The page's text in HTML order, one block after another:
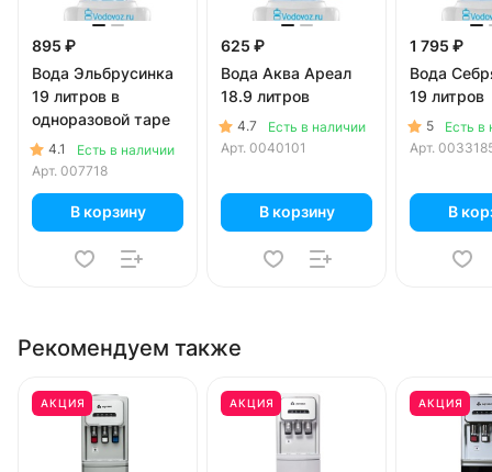
895 ₽
Вода Эльбрусинка
19 литров в
одноразовой таре
4.1
Есть в наличии
Арт. 007718
В корзину
625 ₽
Вода Аква Ареал
18.9 литров
4.7
Есть в наличии
Арт. 0040101
В корзину
1 795 ₽
Вода
19 литров
5
Есть в
Арт.
В
Рекомендуем также
АКЦИЯ АКЦИЯ АКЦИЯ